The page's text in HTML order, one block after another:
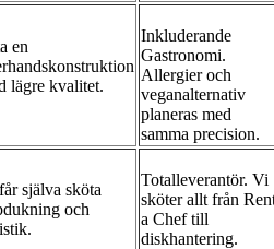
en
lägre kvalitet.
Inkluderande
Gastronomi.
Allergier och
veganalternativ
planeras med
samma precision.
själva sköta
och
Totalleverantör. Vi
sköter allt från
a Chef till
diskhantering.